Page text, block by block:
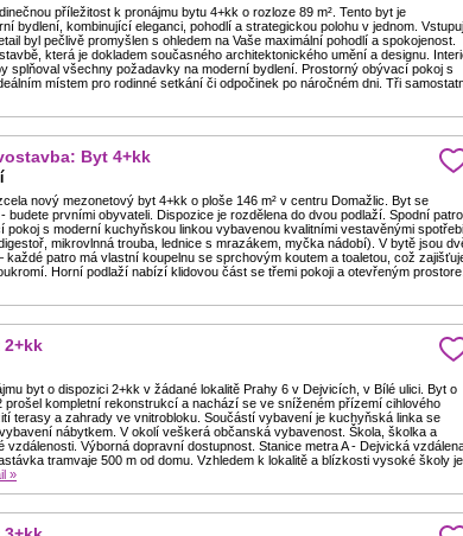
příležitost k pronájmu bytu 4+kk o rozloze 89 m². Tento byt je
bydlení, kombinující eleganci, pohodlí a strategickou polohu v jednom.
byl pečlivě promyšlen s ohledem na Vaše maximální pohodlí a spokojenost.
která je dokladem současného architektonického umění a designu.
splňoval všechny požadavky na moderní bydlení. Prostorný obývací pokoj s
místem pro rodinné setkání či odpočinek po náročném dni. Tři
Byt 4+kk
nový mezonetový byt 4+kk o ploše 146 m² v centru Domažlic. Byt se
budete prvními obyvateli. Dispozice je rozdělena do dvou podlaží. Spodní patro
pokoj s moderní kuchyňskou linkou vybavenou kvalitními vestavěnými
mikrovlnná trouba, lednice s mrazákem, myčka nádobí). V bytě jsou
každé patro má vlastní koupelnu se sprchovým koutem a toaletou, což
Horní podlaží nabízí klidovou část se třemi pokoji a otevřeným
2+kk
byt o dispozici 2+kk v žádané lokalitě Prahy 6 v Dejvicích, v Bílé ulici. Byt o
prošel kompletní rekonstrukcí a nachází se ve sníženém přízemí cihlového
terasy a zahrady ve vnitrobloku. Součástí vybavení je kuchyňská linka se
nábytkem. V okolí veškerá občanská vybavenost. Škola, školka a
vzdálenosti. Výborná dopravní dostupnost. Stanice metra A - Dejvická
tramvaje 500 m od domu. Vzhledem k lokalitě a blízkosti vysoké školy je
»